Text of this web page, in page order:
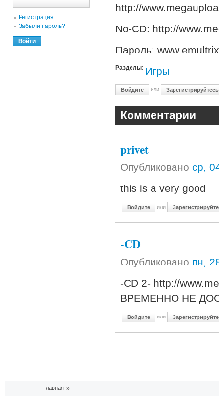
http://
No-CD: http://
Пароль:
Разделы: Игры
Войдите или Зарегистрируйтесь
Комментарии
privet
Опубликовано ср,
this is a very good
Войдите или
-CD
Опубликовано пн,
-CD 2- http://
ВРЕМЕННО НЕ
Войдите или
Регистрация
Забыли пароль?
Главная »